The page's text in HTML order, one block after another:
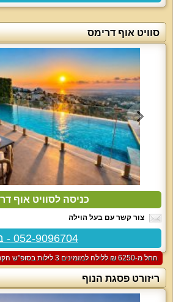
סוויט אוף דרימס
כניסה לסוויט אוף
צור קשר עם בעל הוילה
052-9096704 - בן
החל מ-‏6250 ₪ ללילה למזמינים 3 לילות בסופ"ש הקרוב
ריזורט פסגת הנוף